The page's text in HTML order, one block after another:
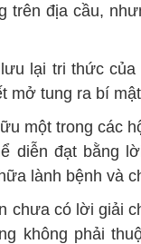
trên địa cầu,
lại tri thức
mở tung ra bí
một trong các
diễn đạt bằng
lành bệnh và
chưa có lời giải
không phải